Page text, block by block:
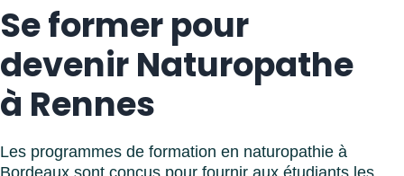
Se former pour
devenir Naturopathe
à Rennes
Les programmes de formation en naturopathie à
Bordeaux sont conçus pour fournir aux étudiants les